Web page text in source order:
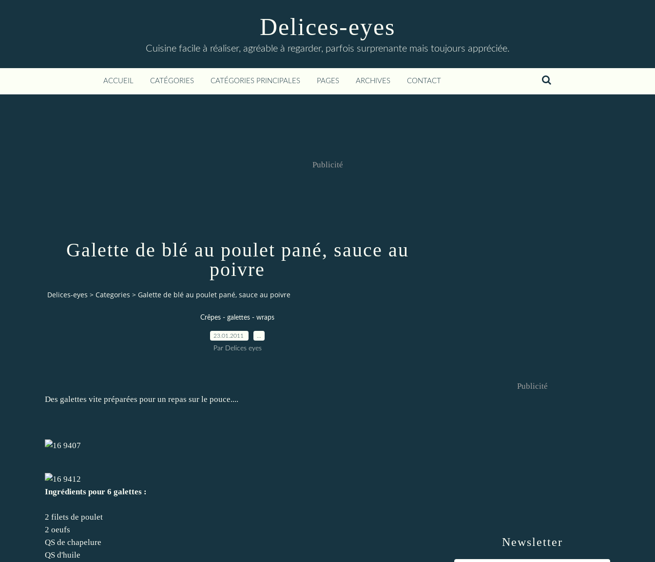
Delices-eyes
Cuisine facile à réaliser, agréable à regarder, parfois surprenante mais toujours appréciée.
ACCUEIL CATÉGORIES CATÉGORIES PRINCIPALES PAGES ARCHIVES CONTACT
Publicité
Galette de blé au poulet pané, sauce au
poivre
Delices-eyes > Categories > Galette de blé au poulet pané, sauce au poivre
Crêpes - galettes - wraps
23.01.2011
Par Delices eyes
Des galettes vite préparées pour un repas sur le pouce....
Ingrédients pour 6 galettes :
2 filets de poulet
2 oeufs
QS de chapelure
QS d'huile
Newsletter
Publicité